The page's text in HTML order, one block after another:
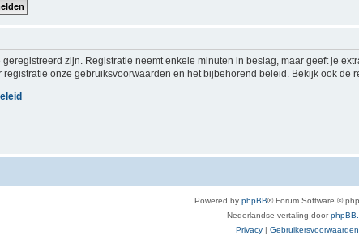
zijn. Registratie neemt enkele minuten in beslag, maar geeft je
onze gebruiksvoorwaarden en het bijbehorend beleid. Bekijk ook de
Powered by phpBB® Forum Software ©
Nederlandse vertaling door
Privacy | Gebruikersvoorwaarden